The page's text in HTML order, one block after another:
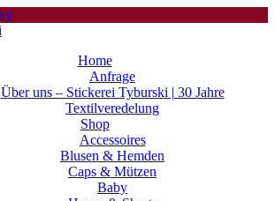
Home
Anfrage
Über uns – Stickerei Tyburski | 30 Jahre
Textilveredelung
Shop
Accessoires
Blusen & Hemden
Caps & Mützen
Baby